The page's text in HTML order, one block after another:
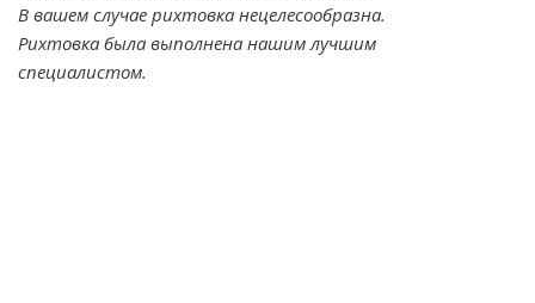
В вашем случае рихтовка нецелесообразна.
Рихтовка была выполнена нашим лучшим
специалистом.